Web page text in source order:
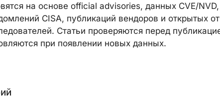
на основе official advisories, данных CVE/NVD,
CISA, публикаций вендоров и открытых
Статьи проверяются перед
при появлении новых данных.